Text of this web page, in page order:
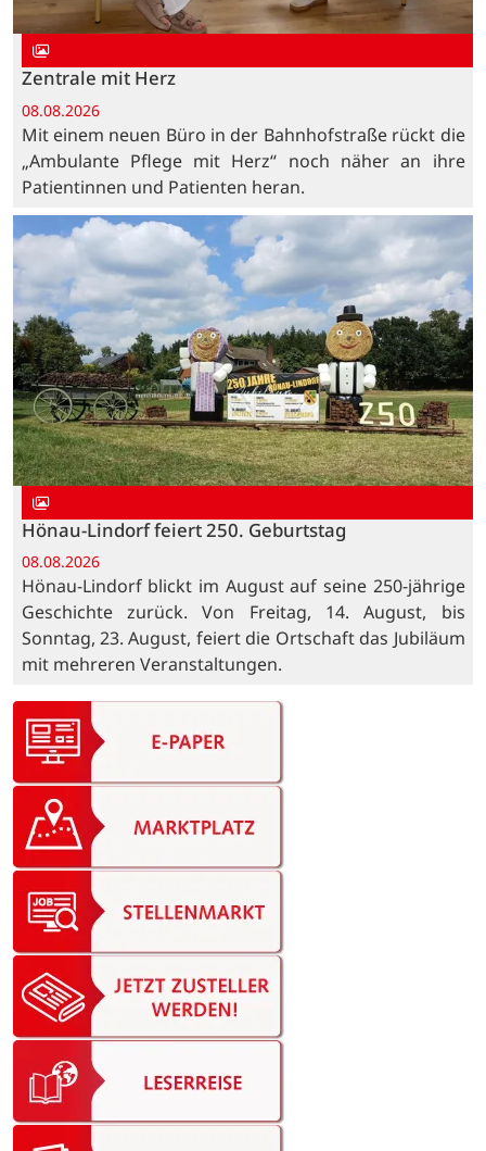
Zentrale mit Herz
08.08.2026
Mit einem neuen Büro in der Bahnhofstraße rückt die
„Ambulante Pflege mit Herz“ noch näher an ihre
Patientinnen und Patienten heran.
Hönau-Lindorf feiert 250. Geburtstag
08.08.2026
Hönau-Lindorf blickt im August auf seine 250-jährige
Geschichte zurück. Von Freitag, 14. August, bis
Sonntag, 23. August, feiert die Ortschaft das Jubiläum
mit mehreren Veranstaltungen.